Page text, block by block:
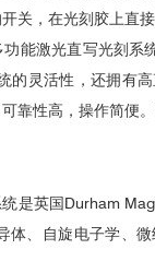
关，在光刻胶上直接
能激光直写光刻系
的灵活性，还拥有高
靠性高，操作简便
是英国Durham
体、自旋电子学、